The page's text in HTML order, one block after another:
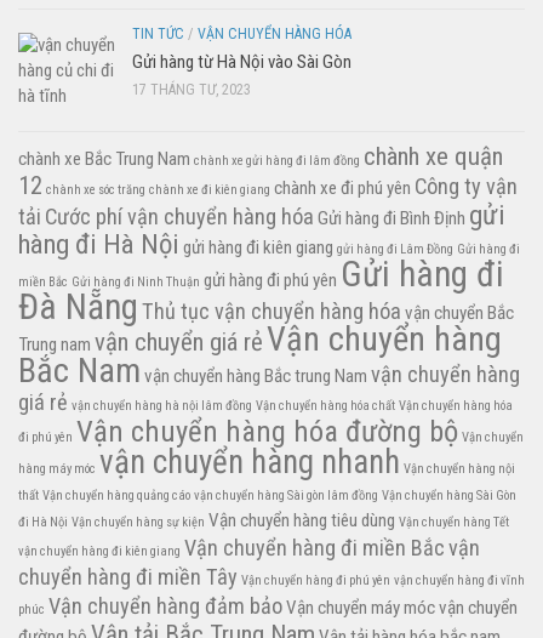
TIN TỨC / VẬN CHUYỂN HÀNG HÓA
Gửi hàng từ Hà Nội vào Sài Gòn
17 THÁNG TƯ, 2023
chành xe Bắc Trung Nam chành xe gửi hàng đi lâm đồng chành xe quận
12 chành xe sóc trăng chành xe đi kiên giang chành xe đi phú yên Công ty vận
tải Cước phí vận chuyển hàng hóa Gửi hàng đi Bình Định gửi
hàng đi Hà Nội gửi hàng đi kiên giang gửi hàng đi Lâm Đồng Gửi hàng đi
miền Bắc Gửi hàng đi Ninh Thuận gửi hàng đi phú yên Gửi hàng đi
Đà Nẵng Thủ tục vận chuyển hàng hóa vận chuyển Bắc
Trung nam vận chuyển giá rẻVận chuyển hàng
Bắc Nam vận chuyển hàng Bắc trung Nam vận chuyển hàng
giá rẻ vận chuyển hàng hà nội lâm đồng Vận chuyển hàng hóa chất Vận chuyển hàng hóa
đi phú yên Vận chuyển hàng hóa đường bộ Vận chuyển
hàng máy móc vận chuyển hàng nhanh Vận chuyển hàng nội
thất Vận chuyển hàng quảng cáo vận chuyển hàng Sài gòn lâm đồng Vận chuyển hàng Sài Gòn
đi Hà Nội Vận chuyển hàng sự kiện Vận chuyển hàng tiêu dùng Vận chuyển hàng Tết
vận chuyển hàng đi kiên giang Vận chuyển hàng đi miền Bắcvận
chuyển hàng đi miền Tây Vận chuyển hàng đi phú yên vận chuyển hàng đi vĩnh
phúc Vận chuyển hàng đảm bảoVận chuyển máy mócvận chuyển